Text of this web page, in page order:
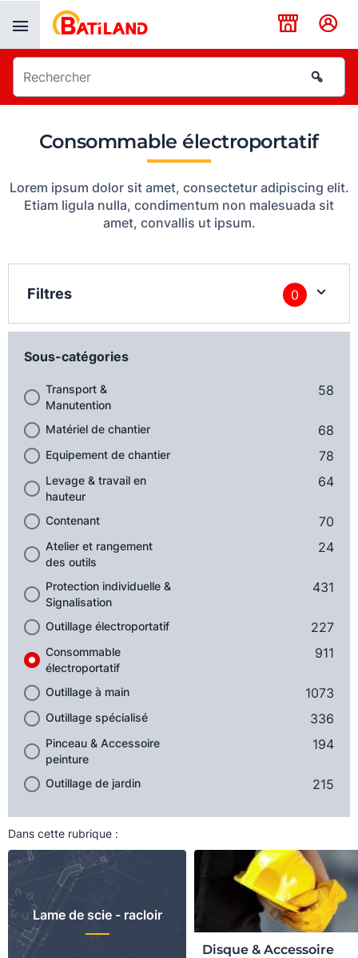
Consommable électroportatif
Lorem ipsum dolor sit amet, consectetur adipiscing elit.
Etiam ligula nulla, condimentum non malesuada sit
amet, convallis ut ipsum.
Filtres 0
Sous-catégories
Transport &
Manutention
58
Matériel de chantier 68
Equipement de chantier 78
Levage & travail en
hauteur
64
Contenant 70
Atelier et rangement
des outils
24
Protection individuelle &
Signalisation
431
Outillage électroportatif 227
Consommable
électroportatif
911
Outillage à main 1073
Outillage spécialisé 336
Pinceau & Accessoire
peinture
194
Outillage de jardin 215
Dans cette rubrique :
Lame de scie - racloir
Disque & Accessoire
Panneau de gestion des cookies